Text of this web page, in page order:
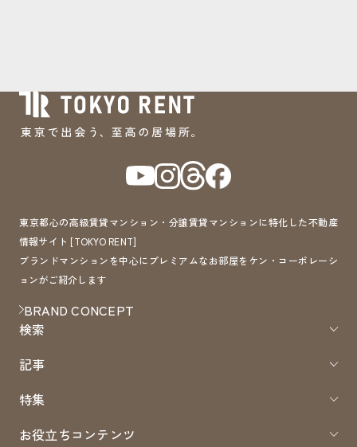
東京都心の高級賃貸マンション・分譲賃貸マンションに特化した不動産
情報サイト [TOKYO RENT]
ブランドマンションを中心にプレミアムなお部屋をケン・コーポレーシ
ョンがご紹介します
BRAND CONCEPT
検索
記事
特集
お役立ちコンテンツ